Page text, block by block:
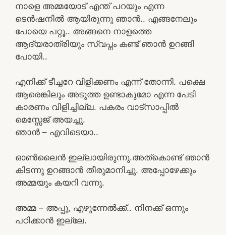
നാളെ അമ്മയോട് എന്ത് പറയും എന്ന
ടെൻഷനിൽ ആയിരുന്നു ഞാൻ.. എങ്ങനേലും
പോയെ പറ്റൂ.. അങ്ങനെ നാളത്തെ
ആദ്യരാത്രിയും സ്വപ്നം കണ്ട് ഞാൻ ഉറങ്ങി
പോയി..
എനിക്ക് ടീച്ചറേ വിളിക്കണം എന്ന് തോന്നി. പക്ഷെ
ആരെങ്കിലും അടുത്ത ഉണ്ടാകുമോ എന്ന പേടി
കാരണം വിളിച്ചില്ല. പകരം വാട്സാപ്പിൽ
മെസ്സേജ് അയച്ചു.
ഞാൻ – എവിടെയാ..
ഓൺലൈൻ ഇല്ലായിരുന്നു.അത്കൊണ്ട് ഞാൻ
കിടന്നു ഉറങ്ങാൻ തീരുമാനിച്ചു. അപ്പോഴേക്കും
അമ്മയും കയറി വന്നു.
അമ്മ – അപ്പു, എഴുന്നേൽക്ക്.. നിനക്ക് ഒന്നും
പഠിക്കാൻ ഇല്ലേ.